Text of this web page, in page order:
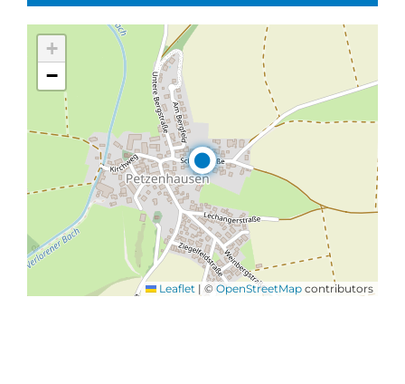
+
−
Leaflet | © OpenStreetMap contributors